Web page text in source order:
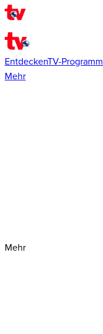
EntdeckenTV-Programm
Mehr
Mehr